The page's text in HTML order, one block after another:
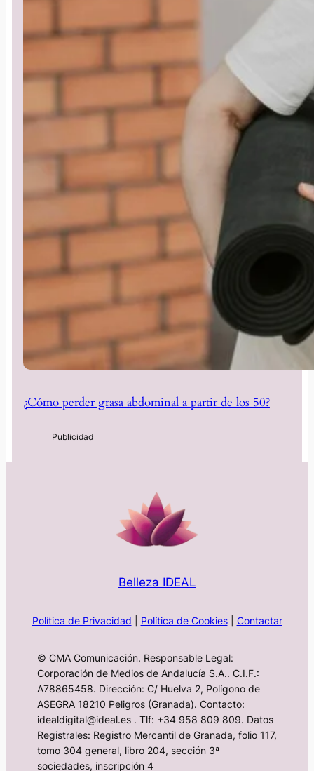
¿Cómo perder grasa abdominal a partir de los 50?
Belleza IDEAL
Política de Privacidad Política de Cookies| Contactar
© CMA Comunicación. Responsable Legal:
Corporación de Medios de Andalucía S.A.. C.I.F.:
A78865458. Dirección: C/ Huelva 2, Polígono de
ASEGRA 18210 Peligros (Granada). Contacto:
idealdigital@ideal.es . Tlf: +34 958 809 809. Datos
Registrales: Registro Mercantil de Granada, folio 117,
tomo 304 general, libro 204, sección 3ª
sociedades, inscripción 4